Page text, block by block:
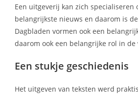
Een uitgeverij kan zich
belangrijkste nieuws en daarom is
Dagbladen vormen ook een
daarom ook een belangrijke rol in
Een stukje geschiedenis
Het uitgeven van teksten werd